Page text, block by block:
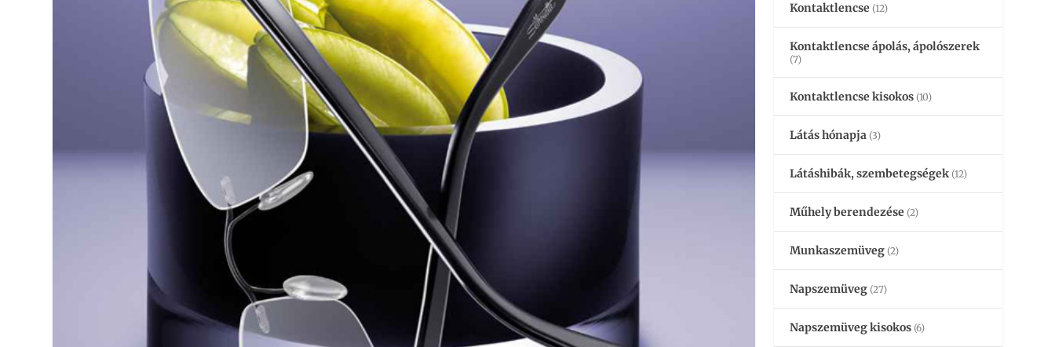
Kontaktlencse (12)
Kontaktlencse ápolás, ápolószerek
(7)
Kontaktlencse kisokos (10)
Látás hónapja (3)
Látáshibák, szembetegségek (12)
Műhely berendezése (2)
Munkaszemüveg (2)
Napszemüveg (27)
Napszemüveg kisokos (6)